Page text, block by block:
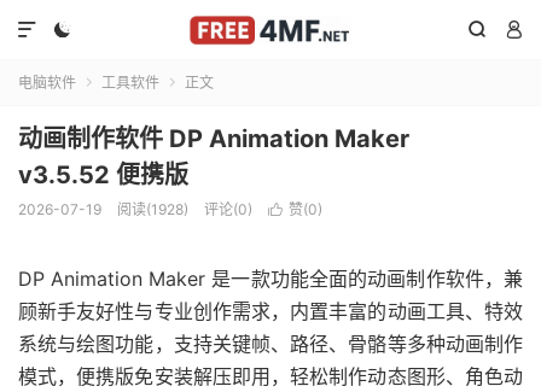
  

电脑软件  工具软件  正文
动画制作软件 DP Animation Maker
v3.5.52 便携版
2026-07-19 阅读(1928) 评论(0)  赞(0)
DP Animation Maker 是一款功能全面的动画制作软件，兼
顾新手友好性与专业创作需求，内置丰富的动画工具、特效
系统与绘图功能，支持关键帧、路径、骨骼等多种动画制作
模式，便携版免安装解压即用，轻松制作动态图形、角色动